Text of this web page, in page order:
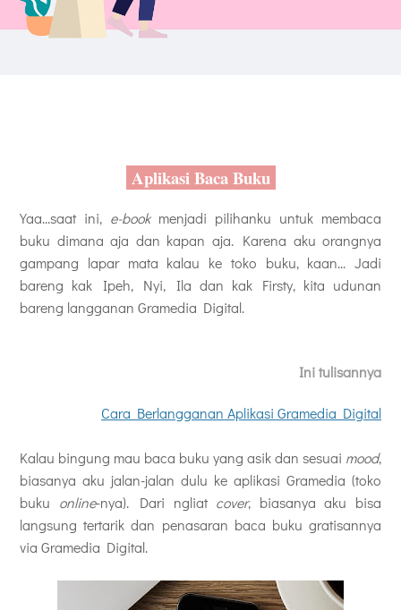
Aplikasi Baca Buku
Yaa...saat ini, e-bookmenjadi pilihanku untuk membaca
buku dimana aja dan kapan aja. Karena aku orangnya
gampang lapar mata kalau ke toko buku, kaan... Jadi
bareng kak Ipeh, Nyi, Ila dan kak Firsty, kita udunan
bareng langganan Gramedia Digital.
Ini tulisannya
Cara Berlangganan Aplikasi Gramedia Digital
Kalau bingung mau baca buku yang asik dan sesuai mood,
biasanya aku jalan-jalan dulu ke aplikasi Gramedia (toko
buku online-nya). Dari ngliat cover, biasanya aku bisa
langsung tertarik dan penasaran baca buku gratisannya
via Gramedia Digital.